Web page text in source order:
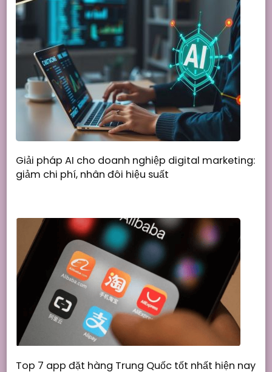
Giải pháp AI cho doanh nghiệp digital marketing:
giảm chi phí, nhân đôi hiệu suất
Top 7 app đặt hàng Trung Quốc tốt nhất hiện nay